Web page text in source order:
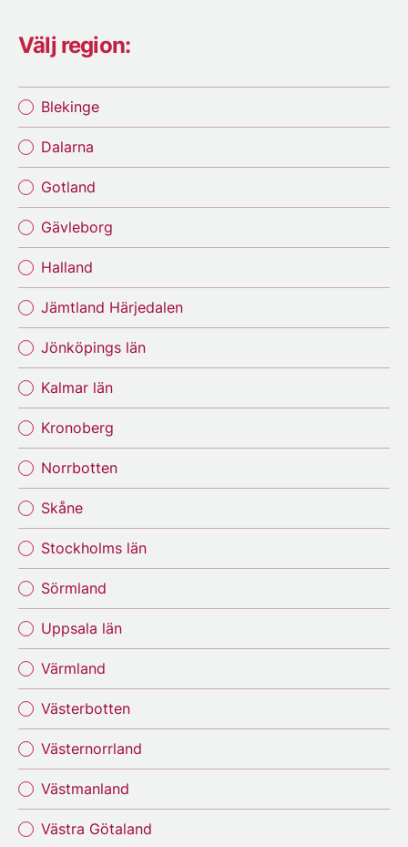
Välj region:
Blekinge
Dalarna
Gotland
Gävleborg
Halland
Jämtland Härjedalen
Jönköpings län
Kalmar län
Kronoberg
Norrbotten
Skåne
Stockholms län
Sörmland
Uppsala län
Värmland
Västerbotten
Västernorrland
Västmanland
Västra Götaland